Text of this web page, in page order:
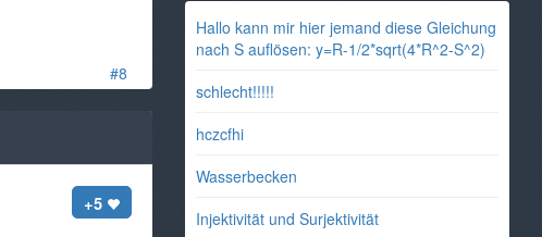
#8
+5
Hallo kann mir hier jemand diese Gleichung
nach S auflösen: y=R-1/2*sqrt(4*R^2-S^2)
schlecht!!!!!
hczcfhi
Wasserbecken
Injektivität und Surjektivität